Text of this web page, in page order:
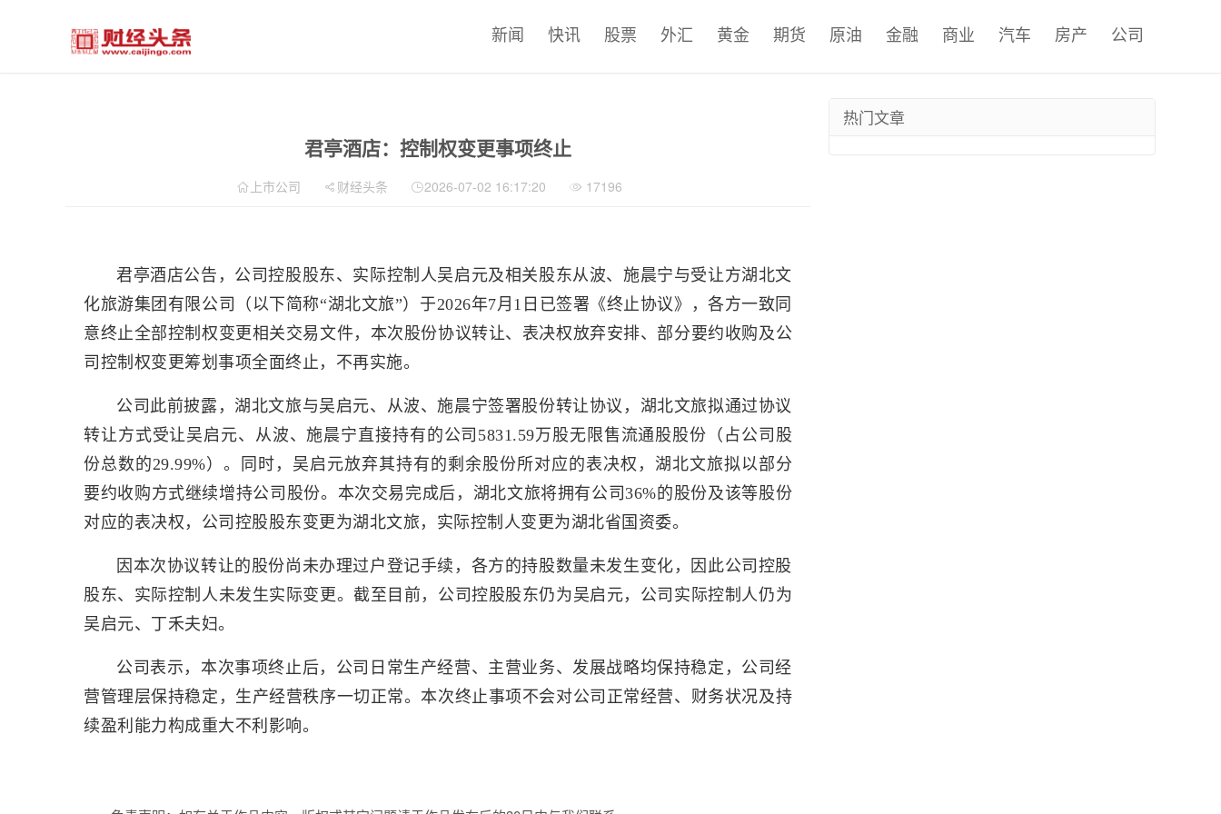
新闻 快讯 股票 外汇 黄金 期货 原油 金融 商业 汽车 房产 公司
君亭酒店：控制权变更事项终止
上市公司 财经头条 2026-07-02 16:17:20 17196
君亭酒店公告，公司控股股东、实际控制人吴启元及相关股东从波、施晨宁与受让方湖北文
化旅游集团有限公司（以下简称“湖北文旅”）于2026年7月1日已签署《终止协议》，各方一致同
意终止全部控制权变更相关交易文件，本次股份协议转让、表决权放弃安排、部分要约收购及公
司控制权变更筹划事项全面终止，不再实施。
公司此前披露，湖北文旅与吴启元、从波、施晨宁签署股份转让协议，湖北文旅拟通过协议
转让方式受让吴启元、从波、施晨宁直接持有的公司5831.59万股无限售流通股股份（占公司股
份总数的29.99%）。同时，吴启元放弃其持有的剩余股份所对应的表决权，湖北文旅拟以部分
要约收购方式继续增持公司股份。本次交易完成后，湖北文旅将拥有公司36%的股份及该等股份
对应的表决权，公司控股股东变更为湖北文旅，实际控制人变更为湖北省国资委。
因本次协议转让的股份尚未办理过户登记手续，各方的持股数量未发生变化，因此公司控股
股东、实际控制人未发生实际变更。截至目前，公司控股股东仍为吴启元，公司实际控制人仍为
吴启元、丁禾夫妇。
公司表示，本次事项终止后，公司日常生产经营、主营业务、发展战略均保持稳定，公司经
营管理层保持稳定，生产经营秩序一切正常。本次终止事项不会对公司正常经营、财务状况及持
续盈利能力构成重大不利影响。
热门文章